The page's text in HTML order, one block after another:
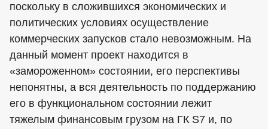
поскольку в сложившихся экономических и
политических условиях осуществление
коммерческих запусков стало невозможным. На
данный момент проект находится в
«замороженном» состоянии, его перспективы
непонятны, а вся деятельность по поддержанию
его в функциональном состоянии лежит
тяжелым финансовым грузом на ГК S7 и, по